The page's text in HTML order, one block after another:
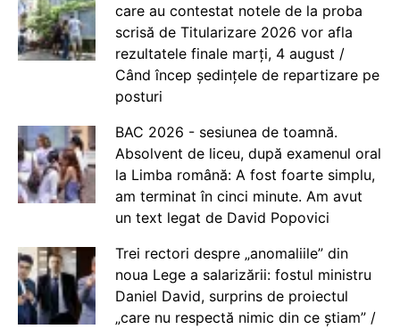
care au contestat notele de la proba
scrisă de Titularizare 2026 vor afla
rezultatele finale marți, 4 august /
Când încep ședințele de repartizare pe
posturi
BAC 2026 - sesiunea de toamnă.
Absolvent de liceu, după examenul oral
la Limba română: A fost foarte simplu,
am terminat în cinci minute. Am avut
un text legat de David Popovici
Trei rectori despre „anomaliile” din
noua Lege a salarizării: fostul ministru
Daniel David, surprins de proiectul
„care nu respectă nimic din ce știam” /